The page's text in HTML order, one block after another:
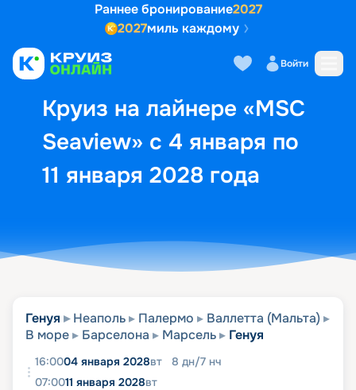
Раннее бронирование2027
2027миль каждому
Войти
Круиз на лайнере «MSC
Seaview» с 4 января по
11 января 2028 года
Выбор кают Маршрут и
Генуя Неаполь Палермо
Валлетта (Мальта)
В море
Барселона Марсель Генуя
16:0004 января 2028вт 8 дн/7 нч
07:0011 января 2028вт